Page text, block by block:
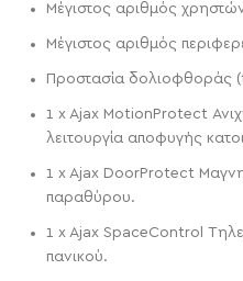
Μέγιστος αριθμός
Μέγιστος αριθμός
Προστασία δολιοφθοράς
1 x Ajax MotionProtect
λειτουργία αποφυγής
1 x Ajax DoorProtect
παραθύρου.
1 x Ajax SpaceControl
πανικού.